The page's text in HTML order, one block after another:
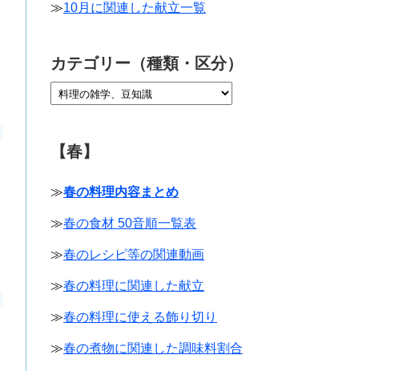
≫10月に関連した献立一覧
カテゴリー（種類・区分）
【春】
≫春の料理内容まとめ
≫春の食材 50音順一覧表
≫春のレシピ等の関連動画
≫春の料理に関連した献立
≫春の料理に使える飾り切り
≫春の煮物に関連した調味料割合